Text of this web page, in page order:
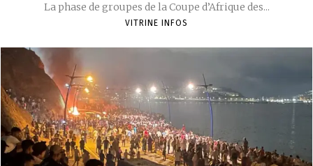
La phase de groupes de la Coupe d’Afrique des...
VITRINE INFOS